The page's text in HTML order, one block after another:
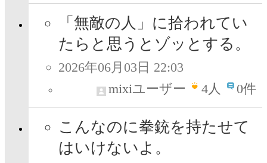
「無敵の人」に拾われてい
たらと思うとゾッとする。
2026年06月03日 22:03
mixiユーザー
4人 0件
こんなのに拳銃を持たせて
はいけないよ。